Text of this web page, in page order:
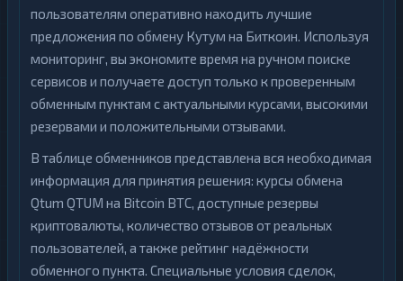
пользователям оперативно находить лучшие
предложения по обмену Кутум на Биткоин. Используя
мониторинг, вы экономите время на ручном поиске
сервисов и получаете доступ только к проверенным
обменным пунктам с актуальными курсами, высокими
резервами и положительными отзывами.
В таблице обменников представлена вся необходимая
информация для принятия решения: курсы обмена
Qtum QTUM на Bitcoin BTC, доступные резервы
криптовалюты, количество отзывов от реальных
пользователей, а также рейтинг надёжности
обменного пункта. Специальные условия сделок,